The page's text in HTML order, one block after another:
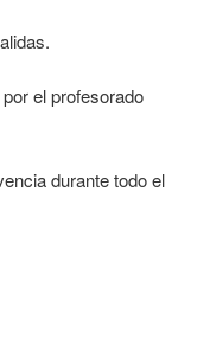
el profesorado
durante todo el